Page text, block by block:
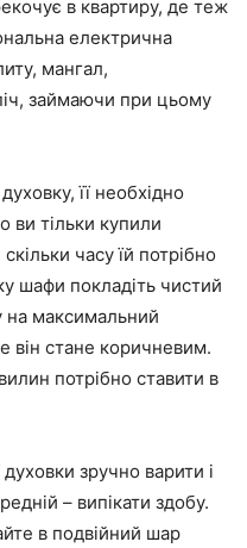
в квартиру, де теж
електрична
мангал,
займаючи при цьому
її необхідно
ви тільки купили
часу їй потрібно
шафи покладіть чистий
на максимальний
він стане коричневим.
потрібно ставити в
зручно варити і
– випікати здобу.
в подвійний шар